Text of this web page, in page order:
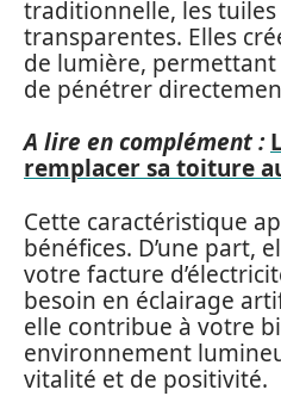
traditionnelle, les
transparentes. Elles
de lumière,
de pénétrer
A lire en complément :
remplacer sa toiture
Cette caractéristique
bénéfices. D’une part,
votre facture
besoin en éclairage
elle contribue à votre
environnement
vitalité et de positivité.